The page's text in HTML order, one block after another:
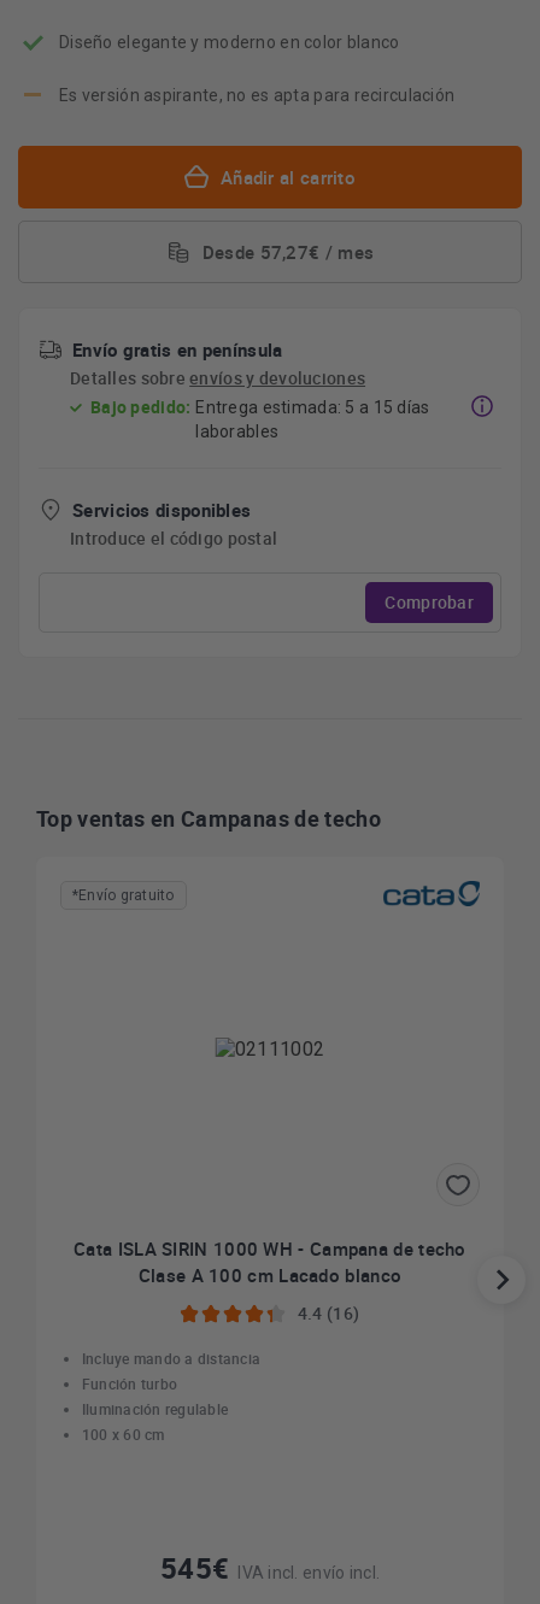
Diseño elegante y moderno en color blanco
Es versión aspirante, no es apta para recirculación
Añadir al carrito
Desde 57,27€ / mes
Envío gratis en península
Detalles sobreenvíos y devoluciones
Bajo pedido: Entrega estimada: 5 a 15 días
laborables
Servicios disponibles
Introduce el código postal
Comprobar
Top ventas en Campanas de techo
*Envío gratuito
Cata ISLA SIRIN 1000 WH - Campana de techo
Clase A 100 cm Lacado blanco
4.4 (16)
Incluye mando a distancia
Función turbo
Iluminación regulable
100 x 60 cm
545€ IVA incl. envío incl.